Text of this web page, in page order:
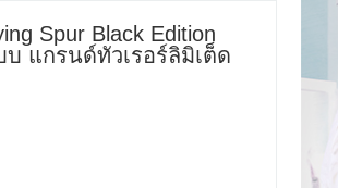
Spur Black Edition
แกรนด์ทัวเรอร์ลิมิเต็ด